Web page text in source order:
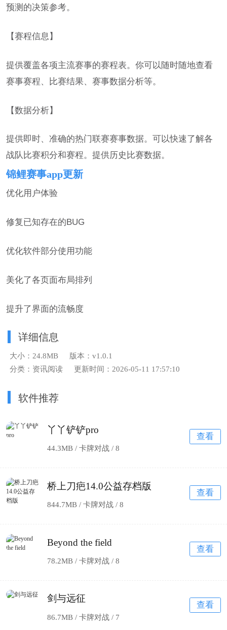
预测的决策参考。
【赛程信息】
提供覆盖各项主流赛事的赛程表。你可以随时随地查看
赛事赛程、比赛结果、赛事数据分析等。
【数据分析】
提供即时、准确的热门联赛赛事数据。可以快速了解各
战队比赛积分和赛程。提供历史比赛数据。
锦鲤赛事app更新
优化用户体验
修复已知存在的BUG
优化软件部分使用功能
美化了各页面布局排列
提升了界面的流畅度
详细信息
大小：24.8MB
版本：v1.0.1
分类：资讯阅读
更新时间：2026-05-11 17:57:10
软件推荐
丫丫铲铲pro
44.3MB / 卡牌对战 /8
查看
桥上刀疤14.0公益存档版
844.7MB / 卡牌对战 /8
查看
Beyond the field
78.2MB / 卡牌对战 /8
查看
剑与远征
86.7MB / 卡牌对战 / 7
查看